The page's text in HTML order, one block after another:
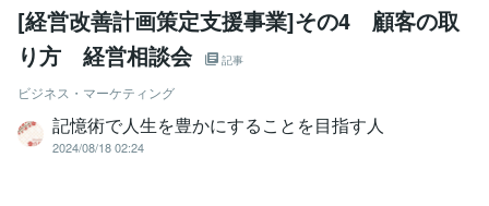
[経営改善計画策定支援事業]その4 顧客の取
り方 経営相談会
記事
ビジネス・マーケティング
記憶術で人生を豊かにすることを目指す人
2024/08/18 02:24